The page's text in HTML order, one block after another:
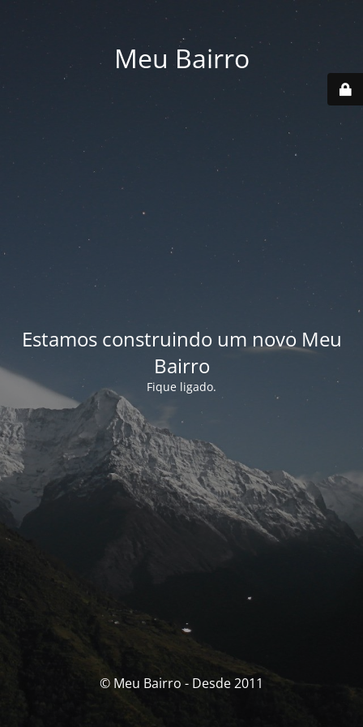
Meu Bairro
Estamos construindo um novo Meu
Bairro
Fique ligado.
© Meu Bairro - Desde 2011